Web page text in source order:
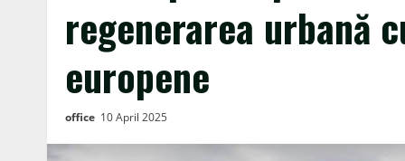
regenerarea urbană
europene
office 10 April 2025